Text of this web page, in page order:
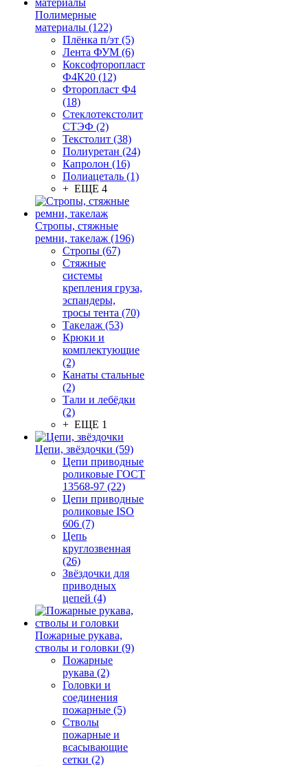
Полимерные
материалы (122)
Плёнка п/эт (5)
Лента ФУМ (6)
Коксофторопласт
Ф4К20 (12)
Фторопласт Ф4
(18)
Стеклотекстолит
СТЭФ (2)
Текстолит (38)
Полиуретан (24)
Капролон (16)
Полиацеталь (1)
+ ЕЩЕ 4
Стропы, стяжные
ремни, такелаж (196)
Стропы (67)
Стяжные
системы
крепления груза,
эспандеры,
тросы тента (70)
Такелаж (53)
Крюки и
комплектующие
(2)
Канаты стальные
(2)
Тали и лебёдки
(2)
+ ЕЩЕ 1
Цепи, звёздочки (59)
Цепи приводные
роликовые ГОСТ
13568-97 (22)
Цепи приводные
роликовые ISO
606 (7)
Цепь
круглозвенная
(26)
Звёздочки для
приводных
цепей (4)
Пожарные рукава,
стволы и головки (9)
Пожарные
рукава (2)
Головки и
соединения
пожарные (5)
Стволы
пожарные и
всасывающие
сетки (2)